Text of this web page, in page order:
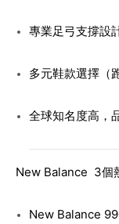
專業足弓支撐設
多元鞋款選擇（
全球知名度高，
New Balance 3個
New Balance